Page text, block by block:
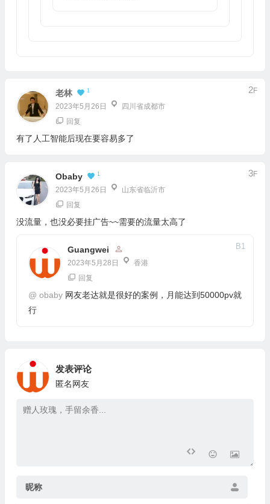
老林 1
2023年5月26日 四川省成都市
2F
回复
有了人工智能后现在要容易多了
Obaby 1
2023年5月26日 山东省临沂市
3F
回复
没流量，也没必要挂广告~~需要的流量太高了
Guangwei
2023年5月28日 香港
B1
回复
@ obaby网友老达就是很好的案例，月能达到50000pv就
行
发表评论
匿名网友
昵称